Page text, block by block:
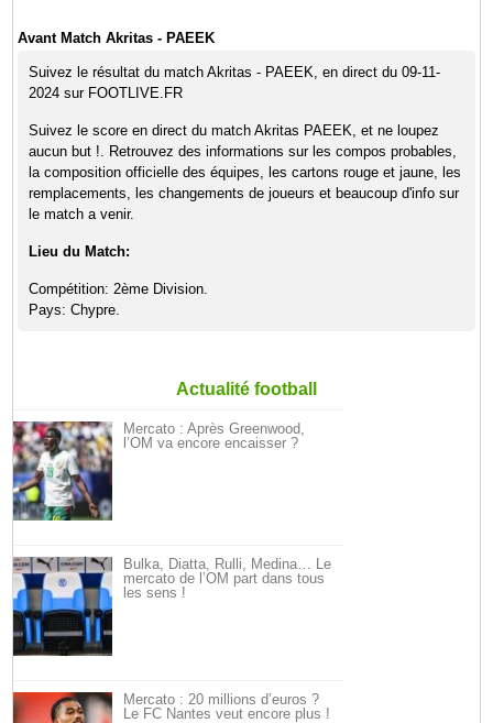
Avant Match Akritas - PAEEK
Suivez le résultat du match Akritas - PAEEK, en direct du 09-11-
2024 sur FOOTLIVE.FR
Suivez le score en direct du match Akritas PAEEK, et ne loupez
aucun but !. Retrouvez des informations sur les compos probables,
la composition officielle des équipes, les cartons rouge et jaune, les
remplacements, les changements de joueurs et beaucoup d'info sur
le match a venir.
Lieu du Match:
Compétition: 2ème Division.
Pays: Chypre.
Actualité football
Mercato : Après Greenwood,
l’OM va encore encaisser ?
Bulka, Diatta, Rulli, Medina… Le
mercato de l’OM part dans tous
les sens !
Mercato : 20 millions d’euros ?
Le FC Nantes veut encore plus !